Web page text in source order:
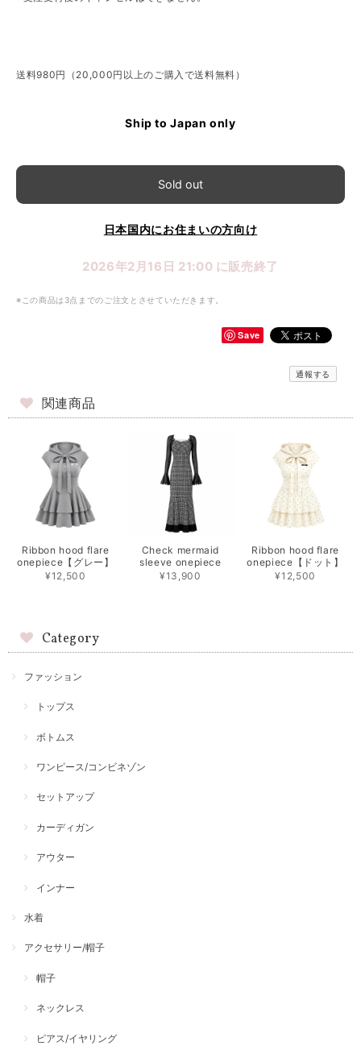
送料980円（20,000円以上のご購入で送料無料）
Ship to Japan only
Sold out
日本国内にお住まいの方向け
2026年2月16日 21:00 に販売終了
※この商品は3点までのご注文とさせていただきます。
Save
通報する
関連商品
Ribbon hood flare
onepiece【グレー】
¥12,500
Check mermaid
sleeve onepiece
¥13,900
Ribbon hood flare
onepiece【ドット】
¥12,500
Category
ファッション
トップス
ボトムス
ワンピース/コンビネゾン
セットアップ
カーディガン
アウター
インナー
水着
アクセサリー/帽子
帽子
ネックレス
ピアス/イヤリング